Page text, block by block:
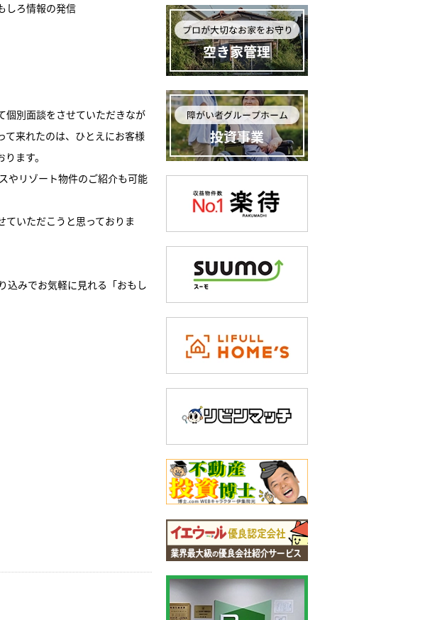
しろ情報の発信
個別面談をさせていただきなが
て来れたのは、ひとえにお客様
ます。
やリゾート物件のご紹介も可能
いただこうと思っておりま
込みでお気軽に見れる「おもし